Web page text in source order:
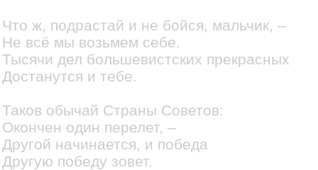
Что ж, подрастай и не бойся, мальчик, –
Не всё мы возьмем себе.
Тысячи дел большевистских прекрасных
Достанутся и тебе.
Таков обычай Страны Советов:
Окончен один перелет, –
Другой начинается, и победа
Другую победу зовет.